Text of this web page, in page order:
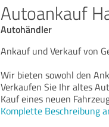
Autoankauf
Autohändler
Ankauf und Verkauf von
Wir bieten sowohl den
Verkaufen Sie Ihr altes
Kauf eines neuen
Komplette Beschreibung